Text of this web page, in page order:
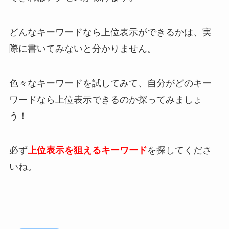
どんなキーワードなら上位表示ができるかは、実
際に書いてみないと分かりません。
色々なキーワードを試してみて、自分がどのキー
ワードなら上位表示できるのか探ってみましょ
う！
必ず上位表示を狙えるキーワードを探してくださ
いね。